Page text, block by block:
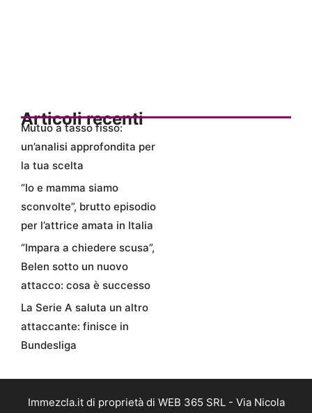
Articoli recenti
Mutuo a tasso fisso:
un’analisi approfondita per
la tua scelta
“Io e mamma siamo
sconvolte”, brutto episodio
per l’attrice amata in Italia
“Impara a chiedere scusa”,
Belen sotto un nuovo
attacco: cosa è successo
La Serie A saluta un altro
attaccante: finisce in
Bundesliga
Immezcla.it di proprietà di WEB 365 SRL - Via Nicola